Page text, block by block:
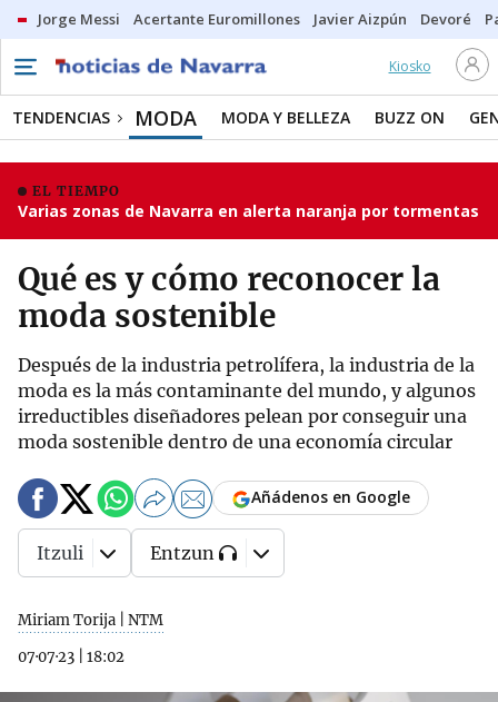
Jorge Messi Acertante Euromillones Javier Aizpún Devoré
Kiosko
TENDENCIAS MODA MODA Y BELLEZA BUZZ ON
EL TIEMPO
Varias zonas de Navarra en alerta naranja por tormentas
Qué es y cómo reconocer la
moda sostenible
Después de la industria petrolífera, la industria de la
moda es la más contaminante del mundo, y algunos
irreductibles diseñadores pelean por conseguir una
moda sostenible dentro de una economía circular
Miriam Torija | NTM
07·07·23
18:02
Añádenos en Google
Itzuli Entzun